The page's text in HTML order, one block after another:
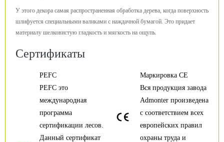
У этого декора самая распространенная обработка дерева, когда поверхность
шлифуется специальными валиками с наждачной бумагой. Это придает
материалу шелковистую гладкость и мягкость на ощупь.
Сертификаты
Маркировка CE
Вся продукция завода
Admonter произведена
с соответствием всех
европейских правил
охраны труда и
PEFC
PEFC это
международная
программа
сертификации лесов.
Данный сертификат